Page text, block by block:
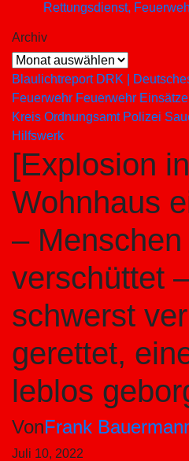
Rettungsdienst,
Archiv
Archiv
Blaulichtreport DRK |
Feuerwehr Feuerwehr Einsätze
Kreis Ordnungsamt Polizei
Hilfswerk
[Explosion
Wohnhaus
– Menschen
verschüttet
schwerst
gerettet,
leblos
VonFrank
Juli 10, 2022